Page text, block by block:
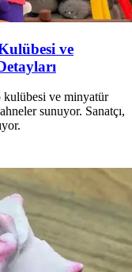
ve
kulübesi ve minyatür
sunuyor. Sanatçı,